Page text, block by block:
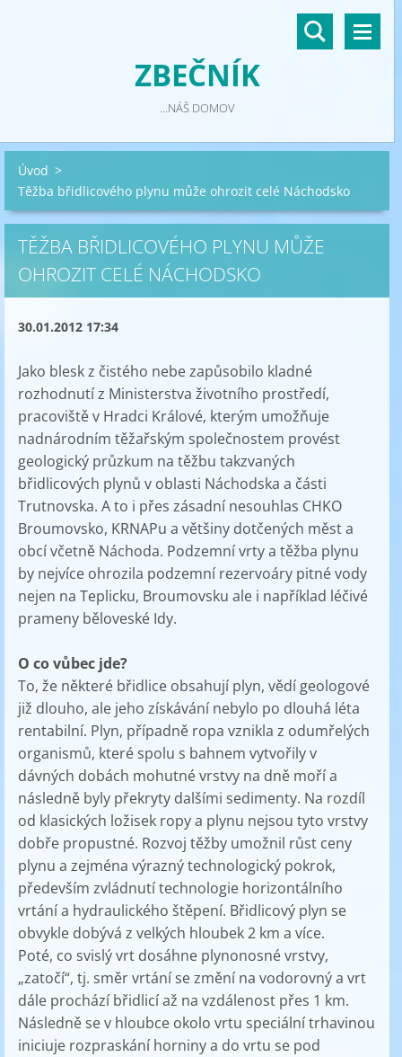
ZBEČNÍK
...NÁŠ DOMOV
Úvod >
Těžba břidlicového plynu může ohrozit celé Náchodsko
TĚŽBA BŘIDLICOVÉHO PLYNU MŮŽE
OHROZIT CELÉ NÁCHODSKO
30.01.2012 17:34
Jako blesk z čistého nebe zapůsobilo kladné
rozhodnutí z Ministerstva životního prostředí,
pracoviště v Hradci Králové, kterým umožňuje
nadnárodním těžařským společnostem provést
geologický průzkum na těžbu takzvaných
břidlicových plynů v oblasti Náchodska a části
Trutnovska. A to i přes zásadní nesouhlas CHKO
Broumovsko, KRNAPu a většiny dotčených měst a
obcí včetně Náchoda. Podzemní vrty a těžba plynu
by nejvíce ohrozila podzemní rezervoáry pitné vody
nejen na Teplicku, Broumovsku ale i například léčivé
prameny běloveské Idy.
O co vůbec jde?
To, že některé břidlice obsahují plyn, vědí geologové
již dlouho, ale jeho získávání nebylo po dlouhá léta
rentabilní. Plyn, případně ropa vznikla z odumřelých
organismů, které spolu s bahnem vytvořily v
dávných dobách mohutné vrstvy na dně moří a
následně byly překryty dalšími sedimenty. Na rozdíl
od klasických ložisek ropy a plynu nejsou tyto vrstvy
dobře propustné. Rozvoj těžby umožnil růst ceny
plynu a zejména výrazný technologický pokrok,
především zvládnutí technologie horizontálního
vrtání a hydraulického štěpení. Břidlicový plyn se
obvykle dobývá z velkých hloubek 2 km a více.
Poté, co svislý vrt dosáhne plynonosné vrstvy,
„zatočí“, tj. směr vrtání se změní na vodorovný a vrt
dále prochází břidlicí až na vzdálenost přes 1 km.
Následně se v hloubce okolo vrtu speciální trhavinou
iniciuje rozpraskání horniny a do vrtu se pod